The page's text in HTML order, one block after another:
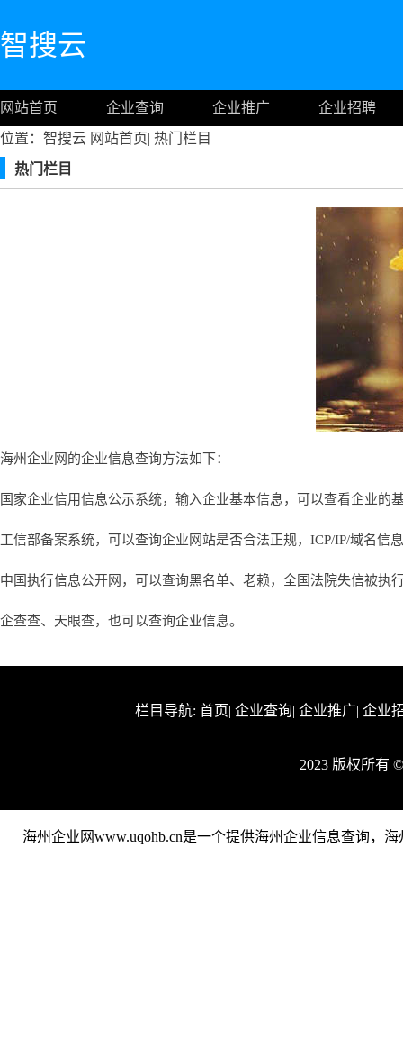
智搜云
网站首页 企业查询 企业推广
企业招聘
位置：智搜云 网站首页| 热门栏目
热门栏目
海州企业网的企业信息查询方法如下：
国家企业信用信息公示系统，输入企业基本信息，可以查看企业的
工信部备案系统，可以查询企业网站是否合法正规，ICP/IP/域名信
中国执行信息公开网，可以查询黑名单、老赖，全国法院失信被执
企查查、天眼查，也可以查询企业信息。
栏目导航: 首页| 企业查询| 企业推广| 企业
2023 版权所有
海州企业网www.uqohb.cn是一个提供海州企业信息查询，